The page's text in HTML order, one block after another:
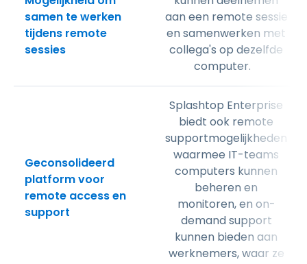
samen te werken
tijdens remote
sessies
aan een remote sessie
en samenwerken met
collega's op dezelfde
computer.
Geconsolideerd
platform voor
remote access en
support
Splashtop Enterprise
biedt ook remote
supportmogelijkheden
waarmee IT-teams
computers kunnen
beheren en
monitoren, en on-
demand support
kunnen bieden aan
werknemers, waar ze